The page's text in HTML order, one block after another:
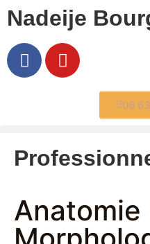
Nadeije
06
Anatomie